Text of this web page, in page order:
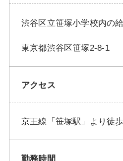
渋谷区立笹塚小学校内の
東京都渋谷区笹塚2-8-1
アクセス
京王線「笹塚駅」より徒
勤務時間